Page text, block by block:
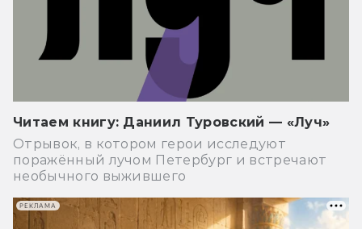
Читаем книгу: Даниил Туровский — «Луч»
Отрывок, в котором герои исследуют
поражённый лучом Петербург и встречают
необычного выжившего
РЕКЛАМА